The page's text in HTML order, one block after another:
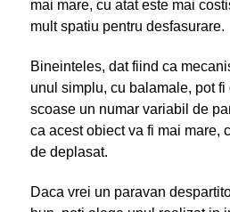
mai mare, cu atat este mai
mult spatiu pentru desfasurare.
Bineinteles, dat fiind ca
unul simplu, cu balamale, pot
scoase un numar variabil de
ca acest obiect va fi mai mare,
de deplasat.
Daca vrei un paravan